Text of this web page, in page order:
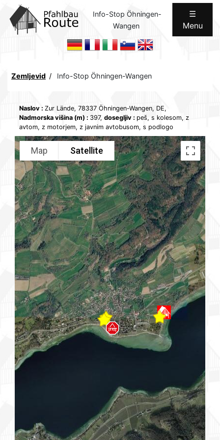
Info-Stop Öhningen-
Wangen
☰
Menu
Home
Komunicacije
Formalno
Notranji
Zemljevid Info-Stop Öhningen-Wangen
Naslov : Zur Lände, 78337 Öhningen-Wangen, DE,
Nadmorska višina (m) : 397, dosegljiv : peš, s kolesom, z
avtom, z motorjem, z javnim avtobusom, s podlogo
Map Satellite